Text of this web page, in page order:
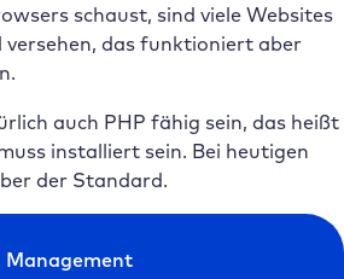
schaust, sind viele Websites
das funktioniert aber
auch PHP fähig sein, das heißt
installiert sein. Bei heutigen
der Standard.
Management